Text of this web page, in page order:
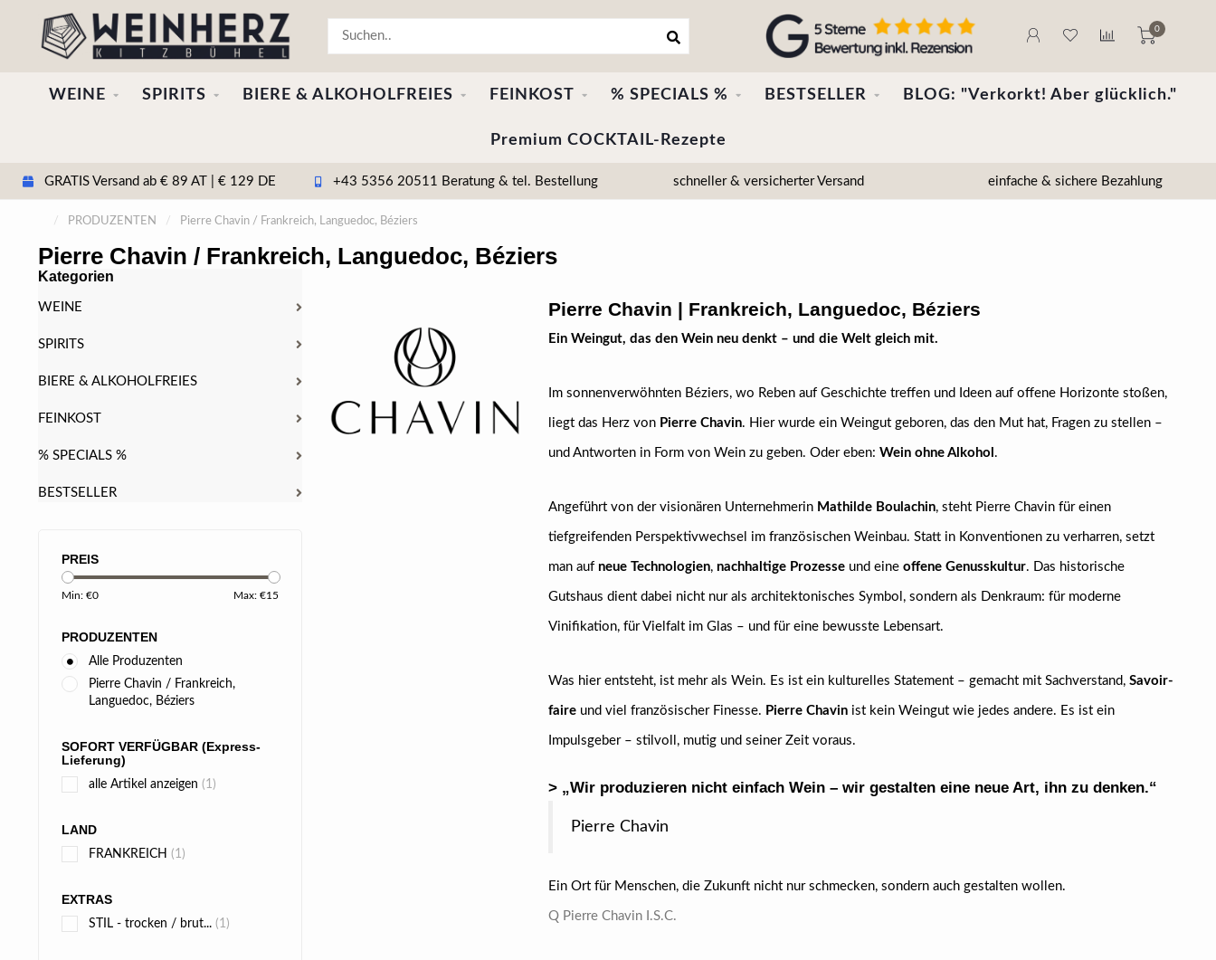
0
WEINE SPIRITS BIERE & ALKOHOLFREIES FEINKOST % SPECIALS % BESTSELLER BLOG: "Verkorkt! Aber glücklich."
Premium COCKTAIL-Rezepte
GRATIS Versand ab € 89 AT | € 129 DE +43 5356 20511 Beratung & tel. Bestellung schneller & versicherter Versand einfache & sichere Bezahlung
/ PRODUZENTEN / Pierre Chavin / Frankreich, Languedoc, Béziers
Pierre Chavin / Frankreich, Languedoc, Béziers
PREIS
Min: €0 Max: €15
PRODUZENTEN
Alle Produzenten
Pierre Chavin / Frankreich,
Languedoc, Béziers
SOFORT VERFÜGBAR (Express-
Lieferung)
alle Artikel anzeigen (1)
LAND
FRANKREICH (1)
EXTRAS
STIL - trocken / brut... (1)
Kategorien
WEINE
SPIRITS
BIERE & ALKOHOLFREIES
FEINKOST
% SPECIALS %
BESTSELLER
Pierre Chavin | Frankreich, Languedoc, Béziers
Ein Weingut, das den Wein neu denkt – und die Welt gleich mit.
Im sonnenverwöhnten Béziers, wo Reben auf Geschichte treffen und Ideen auf offene Horizonte stoßen,
liegt das Herz von Pierre Chavin. Hier wurde ein Weingut geboren, das den Mut hat, Fragen zu stellen –
und Antworten in Form von Wein zu geben. Oder eben: Wein ohne Alkohol .
Angeführt von der visionären Unternehmerin Mathilde Boulachin, steht Pierre Chavin für einen
tiefgreifenden Perspektivwechsel im französischen Weinbau. Statt in Konventionen zu verharren, setzt
man auf neue Technologien, nachhaltige Prozesseund eine offene Genusskultur. Das historische
Gutshaus dient dabei nicht nur als architektonisches Symbol, sondern als Denkraum: für moderne
Vinifikation, für Vielfalt im Glas – und für eine bewusste Lebensart.
Was hier entsteht, ist mehr als Wein. Es ist ein kulturelles Statement – gemacht mit Sachverstand, Savoir-
faireund viel französischer Finesse. Pierre Chavinist kein Weingut wie jedes andere. Es ist ein
Impulsgeber – stilvoll, mutig und seiner Zeit voraus.
> „Wir produzieren nicht einfach Wein – wir gestalten eine neue Art, ihn zu denken.“
Pierre Chavin
Ein Ort für Menschen, die Zukunft nicht nur schmecken, sondern auch gestalten wollen.
Q Pierre Chavin I.S.C.